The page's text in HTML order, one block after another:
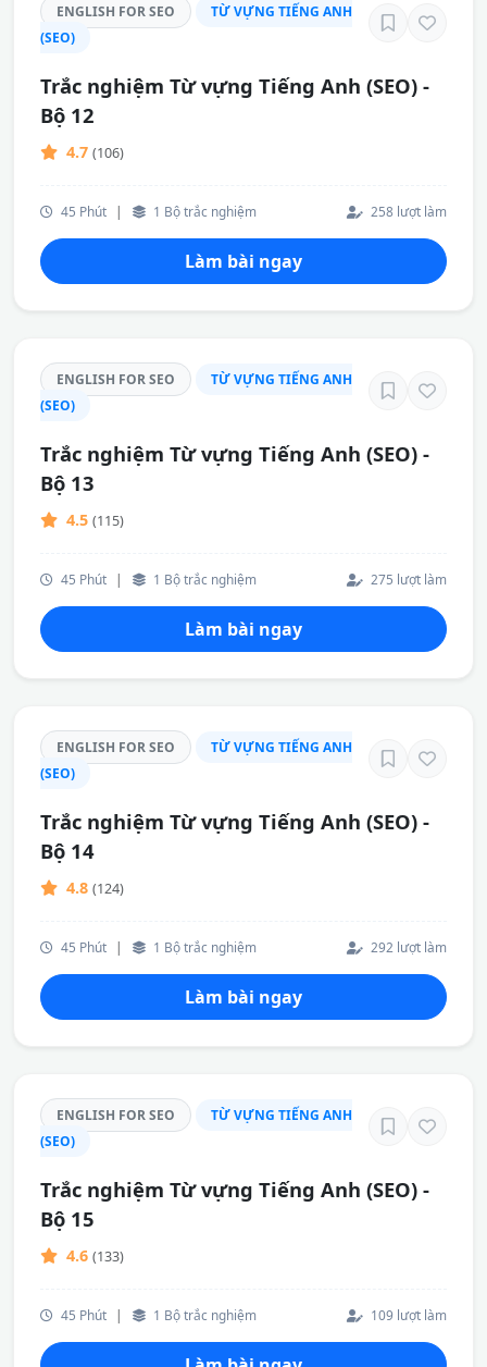
ENGLISH FOR SEO
TỪ VỰNG TIẾNG ANH
(SEO)
Trắc nghiệm Từ vựng Tiếng Anh (SEO) -
Bộ 12
4.7 (106)
45 Phút | 1 Bộ trắc nghiệm 258 lượt làm
Làm bài ngay
ENGLISH FOR SEO
TỪ VỰNG TIẾNG ANH
(SEO)
Trắc nghiệm Từ vựng Tiếng Anh (SEO) -
Bộ 13
4.5 (115)
45 Phút | 1 Bộ trắc nghiệm 275 lượt làm
Làm bài ngay
ENGLISH FOR SEO
TỪ VỰNG TIẾNG ANH
(SEO)
Trắc nghiệm Từ vựng Tiếng Anh (SEO) -
Bộ 14
4.8 (124)
45 Phút | 1 Bộ trắc nghiệm 292 lượt làm
Làm bài ngay
ENGLISH FOR SEO
TỪ VỰNG TIẾNG ANH
(SEO)
Trắc nghiệm Từ vựng Tiếng Anh (SEO) -
Bộ 15
4.6 (133)
45 Phút | 1 Bộ trắc nghiệm 109 lượt làm